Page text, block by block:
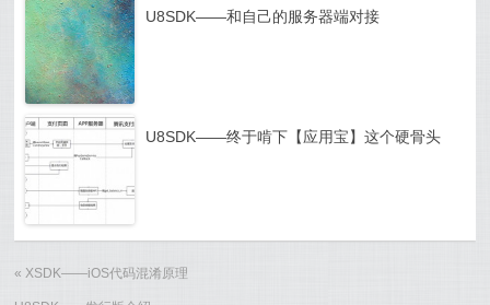
U8SDK——和自己的服务器端对接
U8SDK——终于啃下【应用宝】这个硬骨头
«XSDK——iOS代码混淆原理